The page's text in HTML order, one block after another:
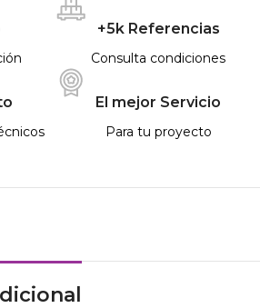
+5k Referencias
Consulta condiciones
El mejor Servicio
Para tu proyecto